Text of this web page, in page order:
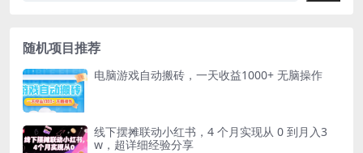
随机项目推荐
电脑游戏自动搬砖，一天收益1000+ 无脑操作
线下摆摊联动小红书，4 个月实现从 0 到月入3
w，超详细经验分享